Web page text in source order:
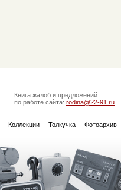
Книга жалоб и предложений
по работе сайта: rodina@22-91.ru
Коллекции Толкучка Фотоархив